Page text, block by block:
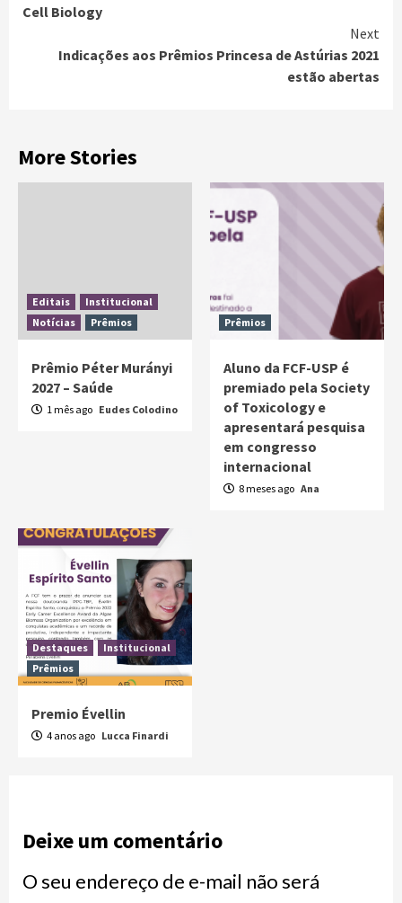
Cell Biology
Next
Indicações aos Prêmios Princesa de Astúrias 2021
estão abertas
More Stories
Editais
Institucional
Notícias
Prêmios
Prêmio Péter Murányi
2027 – Saúde
1 mês ago Eudes Colodino
Prêmios
Aluno da FCF-USP é
premiado pela Society
of Toxicology e
apresentará pesquisa
em congresso
internacional
8 meses ago Ana
Destaques
Institucional
Prêmios
Premio Évellin
4 anos ago Lucca Finardi
Deixe um comentário
O seu endereço de e-mail não será